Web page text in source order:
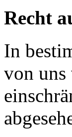
Recht
In
von uns